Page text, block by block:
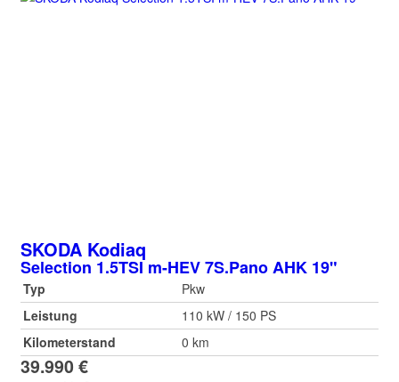
SKODA Kodiaq
Selection 1.5TSI m-HEV 7S.Pano AHK 19"
Typ
Pkw
Leistung
110 kW / 150 PS
Kilometerstand
0 km
39.990 €